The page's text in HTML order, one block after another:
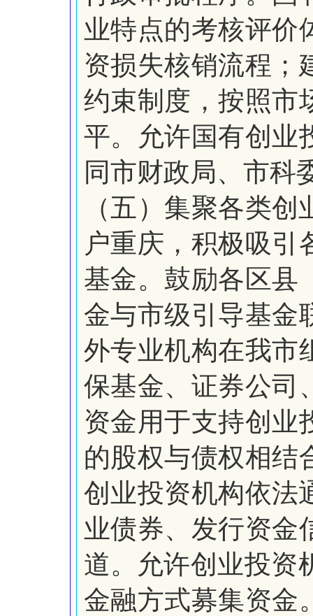
业特点的考核评价
资损失核销流程；
约束制度，按照市
平。允许国有创业
同市财政局、市科
（五）集聚各类
户重庆，积极吸引
基金。鼓励各区县
金与市级引导基金
外专业机构在我市
保基金、证券公司
资金用于支持创业
的股权与债权相结
创业投资机构依法
业债券、发行资金
道。
允许创业投资
金融方式募集资金